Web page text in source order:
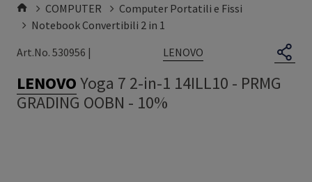
COMPUTER
Computer Portatili e Fissi
Notebook Convertibili 2 in 1
Art.No. 530956 |
LENOVO
LENOVOYoga 7 2-in-1 14ILL10 - PRMG
GRADING OOBN - 10%